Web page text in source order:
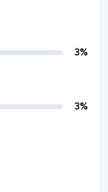
3%
3%